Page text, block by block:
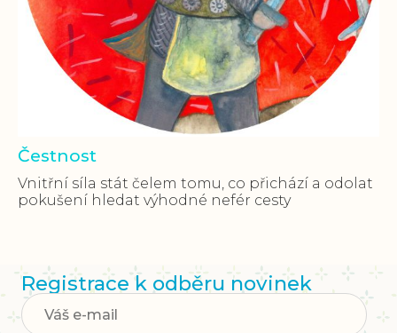
Čestnost
Vnitřní síla stát čelem tomu, co přichází a odolat
pokušení hledat výhodné nefér cesty
Registrace k odběru novinek